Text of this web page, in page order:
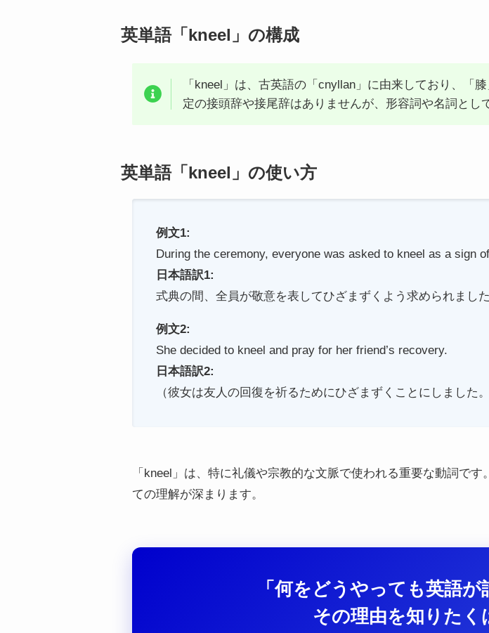
英単語「kneel」の構成
「kneel」は、古英語の「cnyllan」に由来しており、「
定の接頭辞や接尾辞はありませんが、形容詞や名詞とし
英単語「kneel」の使い方
例文1:
During the ceremony, everyone was asked to kneel as a sign
日本語訳1:
式典の間、全員が敬意を表してひざまずくよう求められました
例文2:
She decided to kneel and pray for her friend’s recovery.
日本語訳2:
（彼女は友人の回復を祈るためにひざまずくことにしました。
「kneel」は、特に礼儀や宗教的な文脈で使われる重要な動詞で
ての理解が深まります。
「何をどうやっても英語
その理由を知りたく